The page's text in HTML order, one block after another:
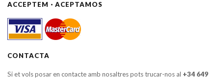
ACCEPTEM · ACEPTAMOS
CONTACTA
Si et vols posar en contacte amb nosaltres pots trucar-nos al +34 649